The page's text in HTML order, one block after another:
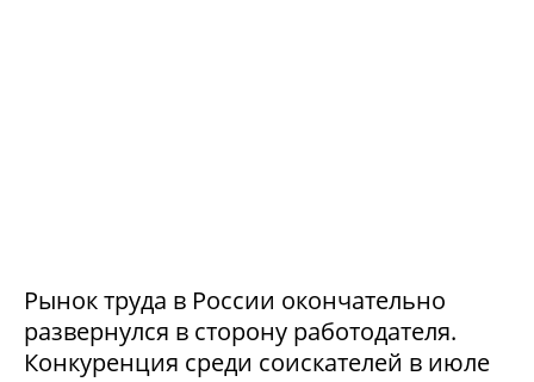
Рынок труда в России окончательно
развернулся в сторону работодателя.
Конкуренция среди соискателей в июле